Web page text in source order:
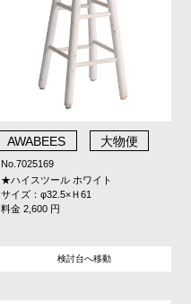
AWABEES 大物便
No.7025169
★ハイスツール ホワイト
サイズ：φ32.5×Ｈ61
料金 2,600 円
検討台へ移動